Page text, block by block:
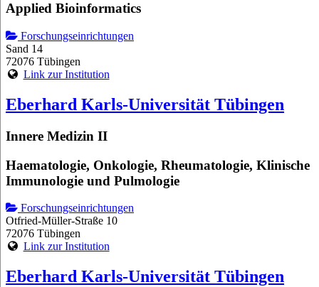
Applied Bioinformatics
Forschungseinrichtungen
Sand 14
72076 Tübingen
Link zur Institution
Eberhard Karls-Universität Tübingen
Innere Medizin II
Haematologie, Onkologie, Rheumatologie, Klinische
Immunologie und Pulmologie
Forschungseinrichtungen
Otfried-Müller-Straße 10
72076 Tübingen
Link zur Institution
Eberhard Karls-Universität Tübingen